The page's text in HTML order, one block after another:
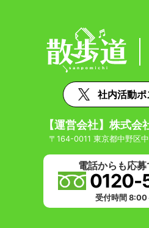
社内活動
【運営会社】株式会
〒164-0011 東京都中野区
電話からも応募
0120-
受付時間